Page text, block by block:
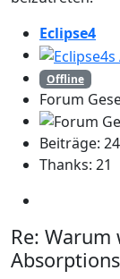
Eclipse4
Offline
Forum
Beiträge:
Thanks: 21
Re: Warum